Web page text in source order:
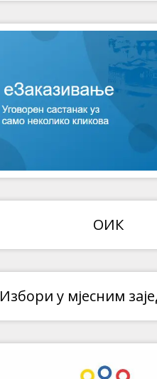
ОИК
Избори у мјесним